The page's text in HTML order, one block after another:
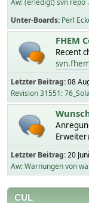
Aw: (erledigt) svn repo
Unter-Boards Perl
FHEM
Recent
Letzter Beitrag:08
Revision 31551:
Letzter Beitrag:20
Aw: Warnungen von
CUL